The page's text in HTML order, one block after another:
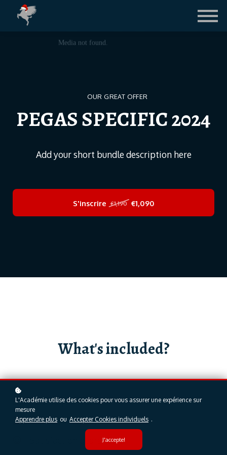
LICENCE FIFA
OUR GREAT OFFER
PEGAS SPECIFIC 2024
Add your short bundle description here
S'inscrire €1,190 €1,090
What's included?
Elevate your career
Expert instructors
Satisfaction guaranteed
L'Académie utilise des cookies pour vous assurer une expérience sur
mesure
Apprendre plus ou Accepter Cookies individuels .
J'accepte!